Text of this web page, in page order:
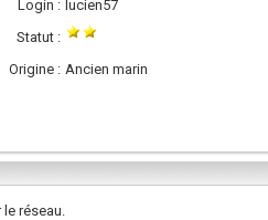
Login : lucien57
Statut :
Origine : Ancien marin
le réseau.